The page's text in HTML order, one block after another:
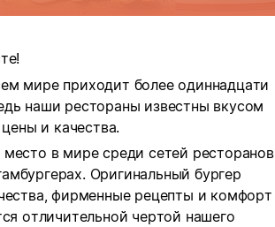
мире приходит более одиннадцати
наши рестораны известны вкусом
и качества.
место в мире среди сетей ресторанов
Оригинальный бургер
фирменные рецепты и комфорт
отличительной чертой нашего